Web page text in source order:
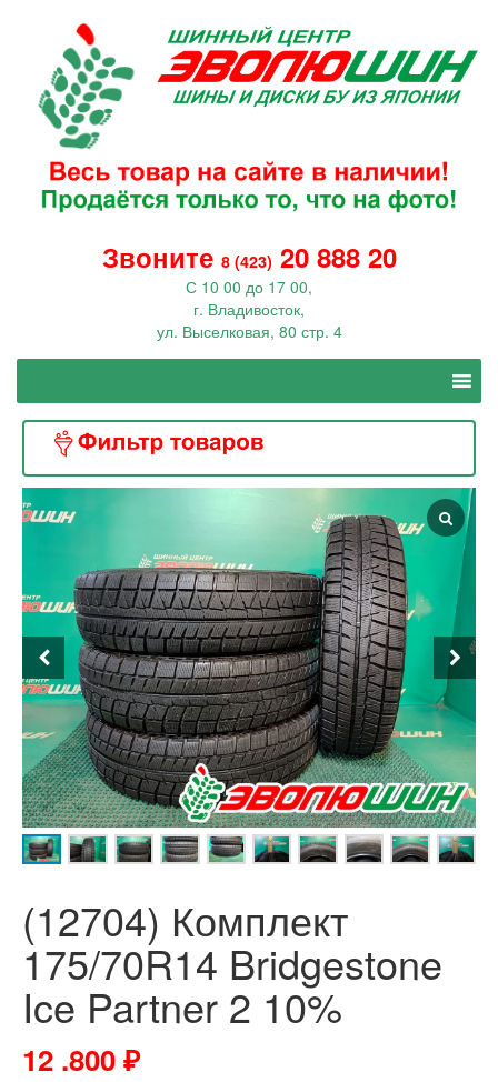
Звоните 8 (423) 20 888 20
С 10 00 до 17 00,
г. Владивосток,
ул. Выселковая, 80 стр. 4
(12704) Комплект
175/70R14 Bridgestone
Ice Partner 2 10%
12 .800₽